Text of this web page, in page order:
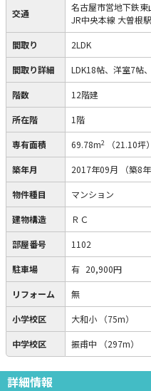
交通
名古屋市営地下鉄
JR中央本線 大曽根
間取り 2LDK
間取り詳細 LDK18帖、洋室7帖
階数 12階建
所在階 1階
専有面積 69.78m2 （21.10坪）
築年月 2017年09月 （築8年
物件種目 マンション
建物構造 ＲＣ
部屋番号 1102
駐車場 有 20,900円
リフォーム 無
小学校区 大和小 （75m）
中学校区 振甫中 （297m）
詳細情報